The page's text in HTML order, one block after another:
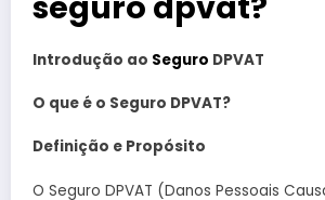
Introdução ao Seguro DPVAT
O que é o Seguro DPVAT?
Definição e Propósito
O Seguro DPVAT (Danos Pessoais